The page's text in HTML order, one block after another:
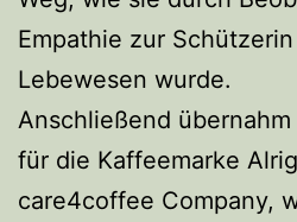
Empathie zur
Lebewesen wurde.
Anschließend
für die Kaffeemarke
care4coffee Company,